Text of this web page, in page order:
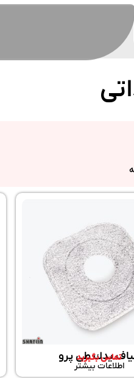
یدك طی پرو
تماس بگیرید
اطلاعات بیشتر